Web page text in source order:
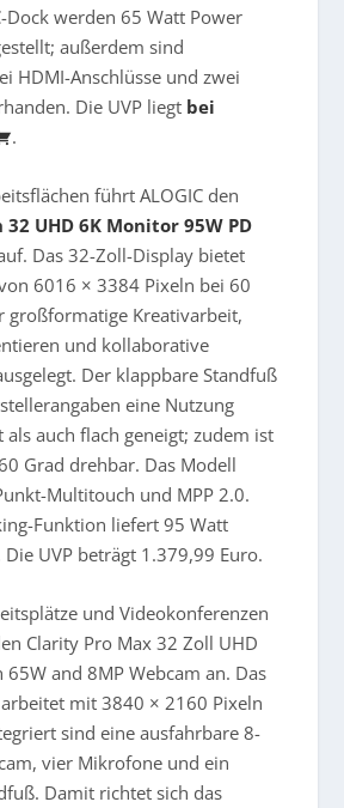
Dock werden 65 Watt Power
außerdem sind
HDMI-Anschlüsse und zwei
Die UVP liegt bei
.
führt ALOGIC den
32 UHD 6K Monitor 95W PD
Das 32-Zoll-Display bietet
6016 × 3384 Pixeln bei 60
großformatige Kreativarbeit,
und kollaborative
Der klappbare Standfuß
eine Nutzung
auch flach geneigt; zudem ist
Grad drehbar. Das Modell
Multitouch und MPP 2.0.
Funktion liefert 95 Watt
UVP beträgt 1.379,99 Euro.
und Videokonferenzen
Clarity Pro Max 32 Zoll UHD
and 8MP Webcam an. Das
mit 3840 × 2160 Pixeln
sind eine ausfahrbare 8-
vier Mikrofone und ein
Damit richtet sich das